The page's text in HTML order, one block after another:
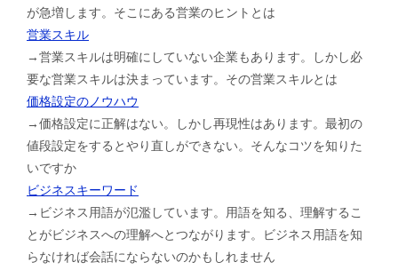
が急増します。そこにある営業のヒントとは
営業スキル
→営業スキルは明確にしていない企業もあります。しかし必
要な営業スキルは決まっています。その営業スキルとは
価格設定のノウハウ
→価格設定に正解はない。しかし再現性はあります。最初の
値段設定をするとやり直しができない。そんなコツを知りた
いですか
ビジネスキーワード
→ビジネス用語が氾濫しています。用語を知る、理解するこ
とがビジネスへの理解へとつながります。ビジネス用語を知
らなければ会話にならないのかもしれません